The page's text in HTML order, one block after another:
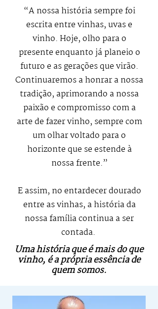
“A nossa história sempre foi
escrita entre vinhas, uvas e
vinho. Hoje, olho para o
presente enquanto já planeio o
futuro e as gerações que virão.
Continuaremos a honrar a nossa
tradição, aprimorando a nossa
paixão e compromisso com a
arte de fazer vinho, sempre com
um olhar voltado para o
horizonte que se estende à
nossa frente.”
E assim, no entardecer dourado
entre as vinhas, a história da
nossa família continua a ser
contada.
Uma história que é mais do que
vinho, é a própria essência de
quem somos.